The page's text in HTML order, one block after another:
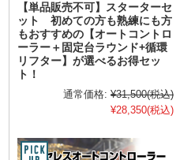
【単品販売不可】スターターセ
ット 初めての方も熟練にも方
もおすすめの【オートコントロ
ーラー＋固定台ラウンド+循環
リフター】が選べるお得セッ
ト！
通常価格: ¥31,500(税込)
¥28,350(税込)